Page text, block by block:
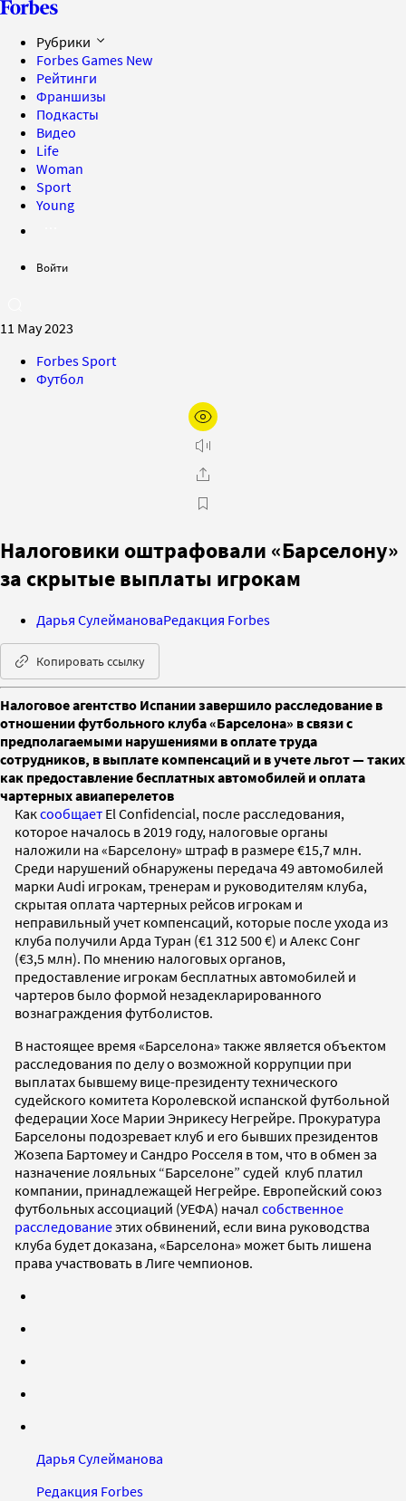
Рубрики
Forbes Games New
Рейтинги
Франшизы
Подкасты
Видео
Life
Woman
Sport
Young
Войти
11 May 2023
Forbes Sport
Футбол
Налоговики оштрафовали «Барселону»
за скрытые выплаты игрокам
Дарья СулеймановаРедакция Forbes
Копировать ссылку
Налоговое агентство Испании завершило расследование в
отношении футбольного клуба «Барселона» в связи с
предполагаемыми нарушениями в оплате труда
сотрудников, в выплате компенсаций и в учете льгот — таких
как предоставление бесплатных автомобилей и оплата
чартерных авиаперелетов
Каксообщает El Confidencial, после расследования,
которое началось в 2019 году, налоговые органы
наложили на «Барселону» штраф в размере €15,7 млн.
Среди нарушений обнаружены передача 49 автомобилей
марки Audi игрокам, тренерам и руководителям клуба,
скрытая оплата чартерных рейсов игрокам и
неправильный учет компенсаций, которые после ухода из
клуба получили Арда Туран (€1 312 500 €) и Алекс Сонг
(€3,5 млн). По мнению налоговых органов,
предоставление игрокам бесплатных автомобилей и
чартеров было формой незадекларированного
вознаграждения футболистов.
В настоящее время «Барселона» также является объектом
расследования по делу о возможной коррупции при
выплатах бывшему вице-президенту технического
судейского комитета Королевской испанской футбольной
федерации Хосе Марии Энрикесу Негрейре. Прокуратура
Барселоны подозревает клуб и его бывших президентов
Жозепа Бартомеу и Сандро Росселя в том, что в обмен за
назначение лояльных “Барселоне” судей клуб платил
компании, принадлежащей Негрейре. Европейский союз
футбольных ассоциаций (УЕФА) начал собственное
расследованиеэтих обвинений, если вина руководства
клуба будет доказана, «Барселона» может быть лишена
права участвовать в Лиге чемпионов.
Дарья Сулейманова
Редакция Forbes